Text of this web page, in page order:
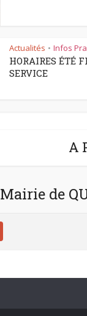
Actualités • Infos
HORAIRES ÉTÉ
SERVICE
A
Mairie de